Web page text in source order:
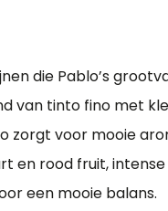
die Pablo’s
van tinto fino met
zorgt voor mooie
en rood fruit,
een mooie balans.